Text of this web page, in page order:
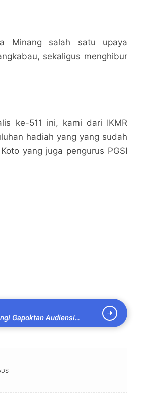
Minang salah satu upaya
sekaligus menghibur
ke-511 ini, kami dari IKMR
hadiah yang yang sudah
yang juga pengurus PGSI
Gapoktan Audiensi